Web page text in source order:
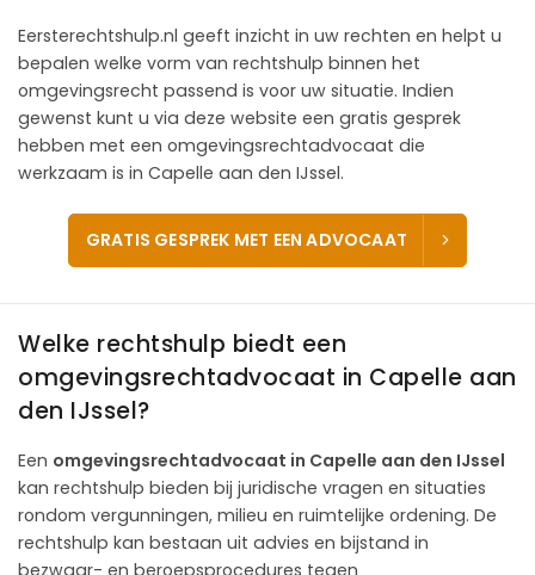
Eersterechtshulp.nl geeft inzicht in uw rechten en helpt u
bepalen welke vorm van rechtshulp binnen het
omgevingsrecht passend is voor uw situatie. Indien
gewenst kunt u via deze website een gratis gesprek
hebben met een omgevingsrechtadvocaat die
werkzaam is in Capelle aan den IJssel.
GRATIS GESPREK MET EEN ADVOCAAT
Welke rechtshulp biedt een
omgevingsrechtadvocaat in Capelle aan
den IJssel?
Een omgevingsrechtadvocaat in Capelle aan den IJssel
kan rechtshulp bieden bij juridische vragen en situaties
rondom vergunningen, milieu en ruimtelijke ordening. De
rechtshulp kan bestaan uit advies en bijstand in
bezwaar- en beroepsprocedures tegen